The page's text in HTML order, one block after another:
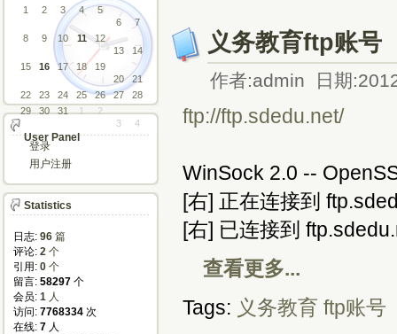
义务教育ftp账号
作者:admin 日期
ftp://ftp.sdedu.net/
WinSock 2.0 --
[右] 正在连接到
[右] 已连接到
查看更多...
Tags: 义务教育 ftp账号
1 2 3 4
5
6
7
8
9 10 11
12
13
14
15
16 17 18
19
20
21
22
23 24 25 26 27
28
29
30 31 1
2
3
4
User Panel
登录
用户注册
Statistics
日志: 96 篇
评论: 2 个
引用: 0 个
留言: 58297 个
会员: 1 人
访问: 7768334 次
在线: 7 人